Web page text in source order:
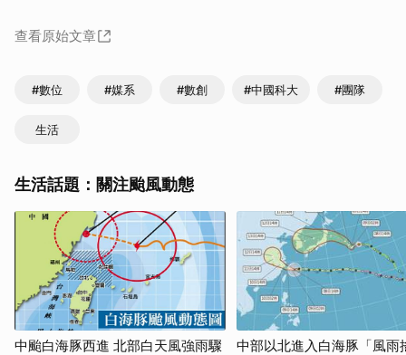
查看原始文章
#數位 #媒系 #數創 #中國科大 #團隊
生活
生活話題：關注颱風動態
中颱白海豚西進 北部白天風強雨驟
中部以北進入白海豚「風雨